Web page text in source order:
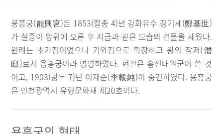
용흥궁(龍興宮)은 1853(철종 4)년 강화유수 정기세(鄭基世)
가 철종이 왕위에 오른 후 지금과 같은 모습의 건물을 세웠다.
원래는 초가집이었으나 기와집으로 확장하고 왕의 잠저(潛
邸)로서 용흥궁이라 명명하였다. 현판은 흥선대원군이 쓴 것
이고, 1903(광무 7)년 이재순(李載純)이 중건하였다. 용흥궁
은 인천광역시 유형문화재 제20호이다.